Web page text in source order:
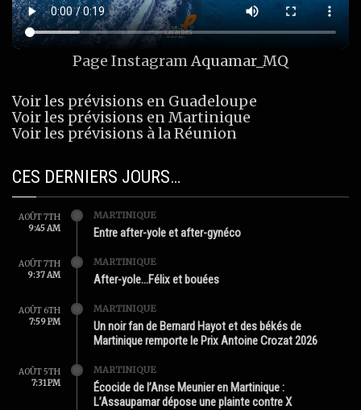
Page Instagram Aquamar_MQ
Voir les prévisions en Guadeloupe
Voir les prévisions en Martinique
Voir les prévisions à la Réunion
CES DERNIERS JOURS…
AOÛT 7TH
9:45 AM
MARTINIQUE
Entre after-yole et after-gynéco
AOÛT 7TH
9:37 AM
MARTINIQUE
After-yole…Félix et bouées
AOÛT 6TH
7:59 PM
MARTINIQUE
Un noir fan de Bernard Hayot et des békés de
Martinique remporte le Prix Antoine Crozat 2026
AOÛT 5TH
7:31 PM
MARTINIQUE
Écocide de l’Anse Meunier en Martinique :
L’Assaupamar dépose une plainte contre X